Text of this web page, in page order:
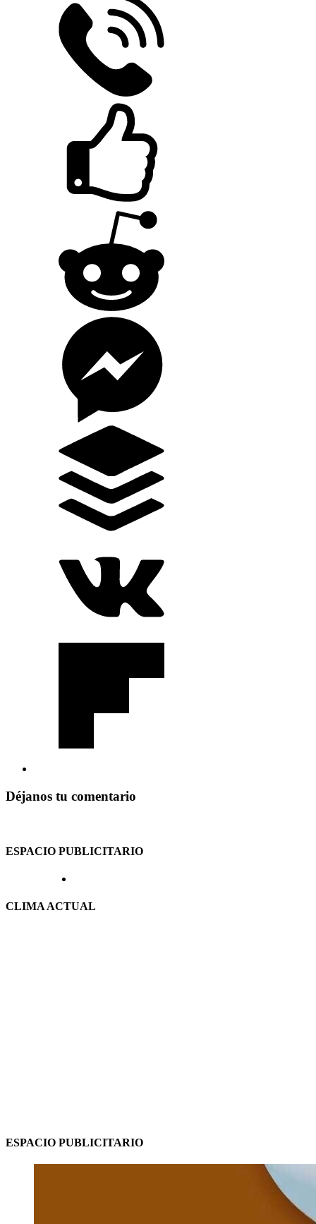
Déjanos tu comentario
ESPACIO PUBLICITARIO
CLIMA ACTUAL
ESPACIO PUBLICITARIO